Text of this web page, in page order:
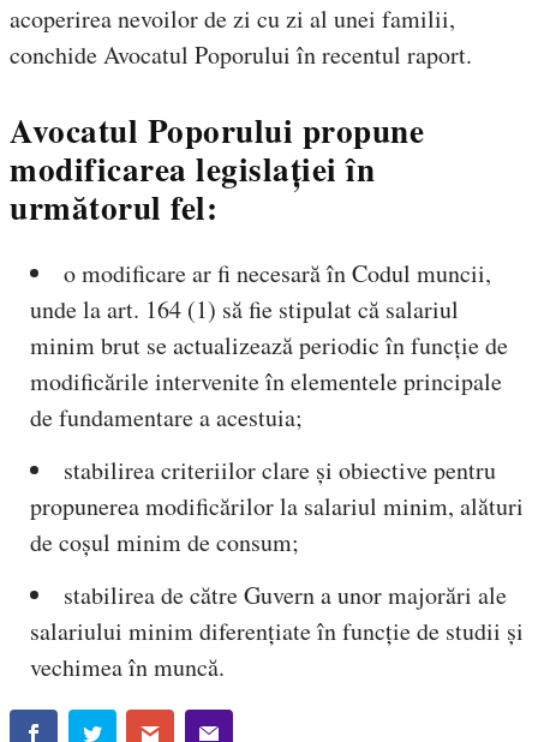
acoperirea nevoilor de zi cu zi al unei familii,
conchide Avocatul Poporului în recentul raport.
Avocatul Poporului propune
modificarea legislației în
următorul fel:
o modificare ar fi necesară în Codul muncii,
unde la art. 164 (1) să fie stipulat că salariul
minim brut se actualizează periodic în funcție de
modificările intervenite în elementele principale
de fundamentare a acestuia;
stabilirea criteriilor clare și obiective pentru
propunerea modificărilor la salariul minim, alături
de coșul minim de consum;
stabilirea de către Guvern a unor majorări ale
salariului minim diferențiate în funcție de studii și
vechimea în muncă.